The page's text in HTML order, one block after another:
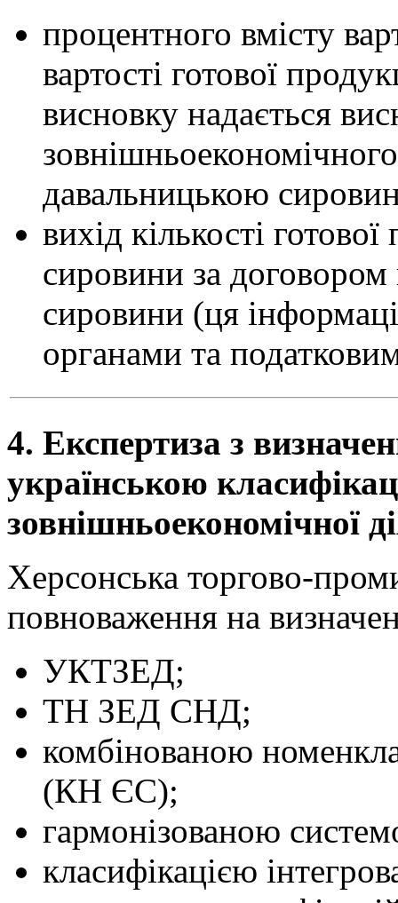
процентного вмісту
вартості готової
висновку надається
давальницькою
вихід кількості
сировини за договором
сировини (ця
органами та
4. Експертиза з
українською
зовнішньоекономічної
Херсонська торгово-
повноваження на
УКТЗЕД;
ТН ЗЕД СНД;
комбінованою
(КН ЄС);
гармонізованою
класифікацією